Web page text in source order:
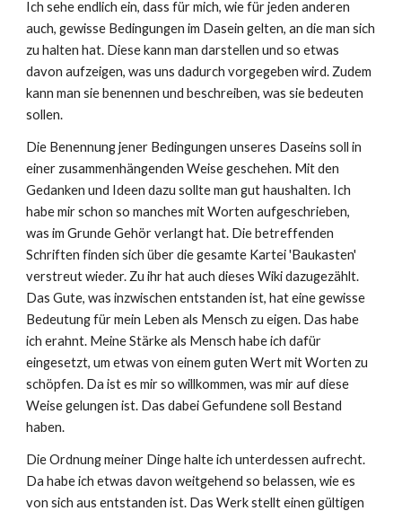
Ich sehe endlich ein, dass für mich, wie für jeden anderen
auch, gewisse Bedingungen im Dasein gelten, andieman sich
zu halten hat. Diese kann man darstellen und so etwas
davon aufzeigen, was uns dadurch vorgegeben wird. Zudem
kann man sie benennen und beschreiben, was sie bedeuten
sollen.
Die Benennung jener Bedingungen unseres Daseins soll in
einer zusammenhängenden Weise geschehen. Mit den
Gedanken und Ideen dazu sollte man gut haushalten. Ich
habe mir schon so manches mit Worten aufgeschrieben,
was im Grunde Gehör verlangt hat. Die betreffenden
Schriften finden sich über die gesamte Kartei 'Baukasten'
verstreut wieder. Zu ihr hat auch dieses Wiki dazugezählt.
Das Gute, was inzwischen entstanden ist, hat eine gewisse
Bedeutung für mein Leben als Mensch zu eigen. Das habe
ich erahnt. Meine Stärke als Mensch habe ich dafür
eingesetzt, um etwas von einem guten Wert mit Worten zu
schöpfen. Da ist es mir so willkommen, was mir auf diese
Weise gelungen ist. Dasdabei Gefundenesoll Bestand
haben.
DieOrdnung meiner Dinge halte ich unterdessen aufrecht.
Da habe ich etwas davon weitgehend so belassen, wie es
von sich aus entstanden ist. Das Werk stellt einen gültigen